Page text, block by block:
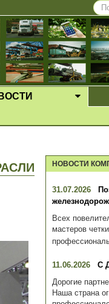
МЕНЮ
НОВОСТИ
31.07.2026
Всех
мастеров
11.06.2026
С
Дорогие
Наша страна